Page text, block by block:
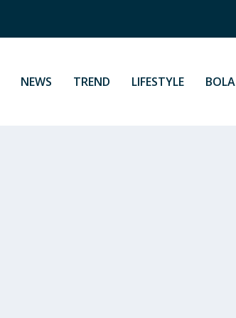
NEWS TREND LIFESTYLE BOLA